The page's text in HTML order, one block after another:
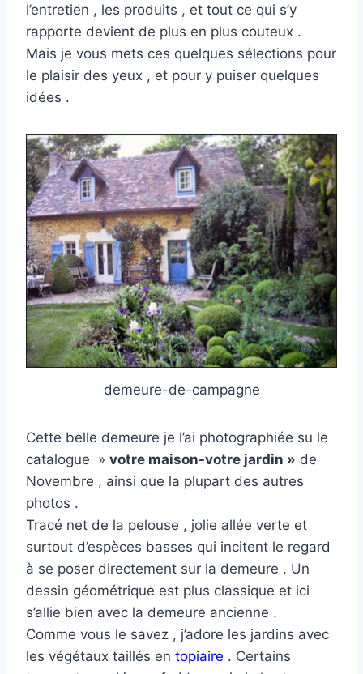
l’entretien , les produits , et tout ce qui s’y
rapporte devient de plus en plus couteux .
Mais je vous mets ces quelques sélections pour
le plaisir des yeux , et pour y puiser quelques
idées .
demeure-de-campagne
Cette belle demeure je l’ai photographiée su le
catalogue » votre maison-votre jardin » de
Novembre , ainsi que la plupart des autres
photos .
Tracé net de la pelouse , jolie allée verte et
surtout d’espèces basses qui incitent le regard
à se poser directement sur la demeure . Un
dessin géométrique est plus classique et ici
s’allie bien avec la demeure ancienne .
Comme vous le savez , j’adore les jardins avec
les végétaux taillés en topiaire . Certains